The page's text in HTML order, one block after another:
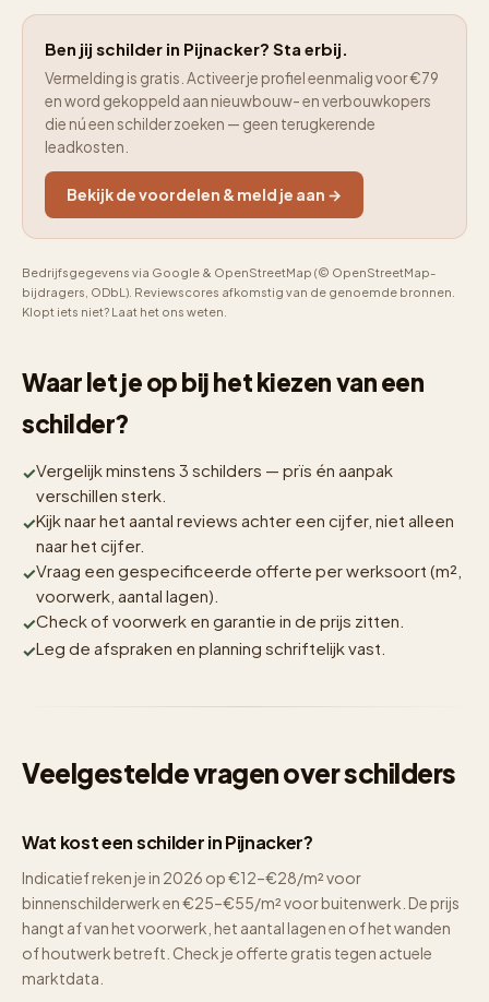
Ben jij schilder in Pijnacker? Sta erbij.
Vermelding is gratis. Activeer je profiel eenmalig voor €79
en word gekoppeld aan nieuwbouw- en verbouwkopers
die nú een schilder zoeken — geen terugkerende
leadkosten.
Bekijk de voordelen & meld je aan →
Bedrijfsgegevens via Google & OpenStreetMap (© OpenStreetMap-
bijdragers, ODbL). Reviewscores afkomstig van de genoemde bronnen.
Klopt iets niet? Laat het ons weten.
Waar let je op bij het kiezen van een
schilder?
Vergelijk minstens 3 schilders — prïs én aanpak
verschillen sterk.
Kijk naar het aantal reviews achter een cijfer, niet alleen
naar het cijfer.
Vraag een gespecificeerde offerte per werksoort (m²,
voorwerk, aantal lagen).
Check of voorwerk en garantie in de prijs zitten.
Leg de afspraken en planning schriftelijk vast.
Veelgestelde vragen over schilders
Wat kost een schilder in Pijnacker?
Indicatief reken je in 2026 op €12–€28/m² voor
binnenschilderwerk en €25–€55/m² voor buitenwerk. De prijs
hangt af van het voorwerk, het aantal lagen en of het wanden
of houtwerk betreft. Check je offerte gratis tegen actuele
marktdata.